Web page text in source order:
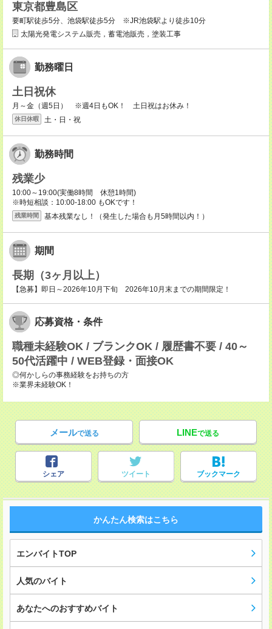
東京都豊島区
要町駅徒歩5分、池袋駅徒歩5分 ※JR池袋駅より徒歩10分
太陽光発電システム販売，蓄電池販売，塗装工事
勤務曜日
土日祝休
月～金（週5日） ※週4日もOK！ 土日祝はお休み！
休日休暇 土・日・祝
勤務時間
残業少
10:00～19:00(実働8時間 休憩1時間)
※時短相談：10:00-18:00 もOKです！
残業時間 基本残業なし！（発生した場合も月5時間以内！）
期間
長期（3ヶ月以上）
【急募】即日～2026年10月下旬 2026年10月末までの期間限定！
応募資格・条件
職種未経験OK / ブランクOK / 履歴書不要 / 40～
50代活躍中 / WEB登録・面接OK
◎何かしらの事務経験をお持ちの方
※業界未経験OK！
メールで送る LINEで送る
シェア ツイート ブックマーク
かんたん検索はこちら
エンバイトTOP
人気のバイト
あなたへのおすすめバイト